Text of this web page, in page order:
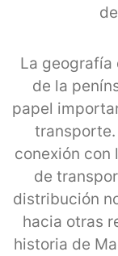
La geografía
de la
papel
conexión con
de
distribución
hacia otras
historia de